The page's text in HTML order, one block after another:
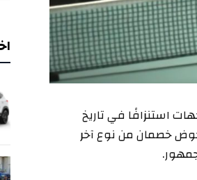
استنزافًا في تاريخ
وبعد أكثر من عقد، يخوض خصمان من نوع آخر